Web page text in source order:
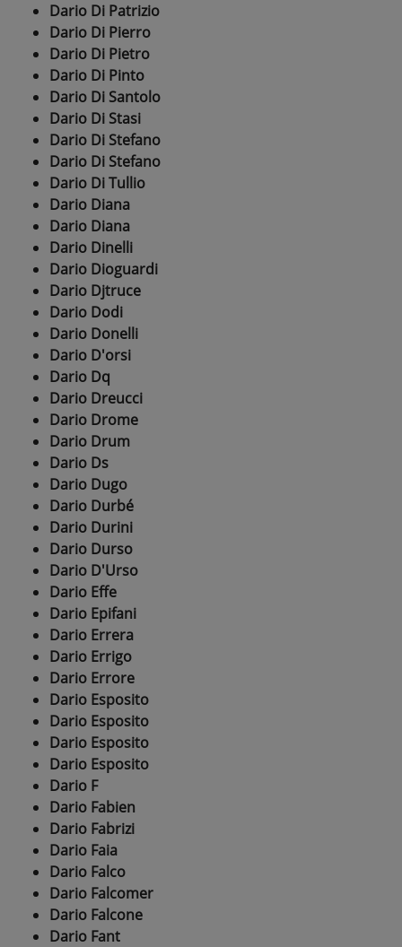
Dario Di Patrizio
Dario Di Pierro
Dario Di Pietro
Dario Di Pinto
Dario Di Santolo
Dario Di Stasi
Dario Di Stefano
Dario Di Stefano
Dario Di Tullio
Dario Diana
Dario Diana
Dario Dinelli
Dario Dioguardi
Dario Djtruce
Dario Dodi
Dario Donelli
Dario D'orsi
Dario Dq
Dario Dreucci
Dario Drome
Dario Drum
Dario Ds
Dario Dugo
Dario Durbé
Dario Durini
Dario Durso
Dario D'Urso
Dario Effe
Dario Epifani
Dario Errera
Dario Errigo
Dario Errore
Dario Esposito
Dario Esposito
Dario Esposito
Dario Esposito
Dario F
Dario Fabien
Dario Fabrizi
Dario Faia
Dario Falco
Dario Falcomer
Dario Falcone
Dario Fant